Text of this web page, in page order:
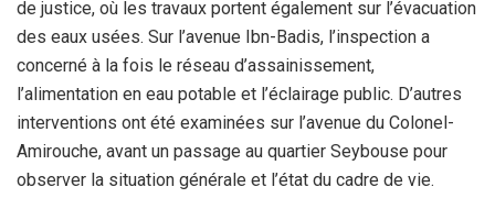
de justice, où les travaux portent également sur l’évacuation
des eaux usées. Sur l’avenue Ibn-Badis, l’inspection a
concerné à la fois le réseau d’assainissement,
l’alimentation en eau potable et l’éclairage public. D’autres
interventions ont été examinées sur l’avenue du Colonel-
Amirouche, avant un passage au quartier Seybouse pour
observer la situation générale et l’état du cadre de vie.